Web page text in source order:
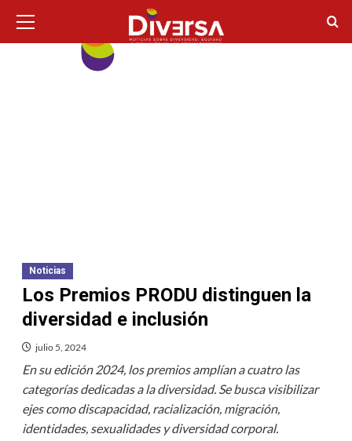
contenido
principal
Noticias
Los Premios PRODU distinguen la
diversidad e inclusión
julio 5, 2024
En su edición 2024, los premios amplían a cuatro las
categorías dedicadas a la diversidad. Se busca visibilizar
ejes como discapacidad, racialización, migración,
identidades, sexualidades y diversidad corporal.